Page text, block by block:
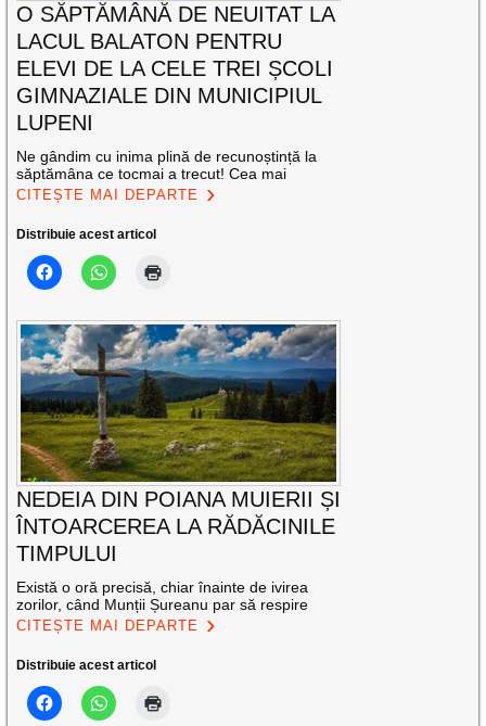
O SĂPTĂMÂNĂ DE NEUITAT LA
LACUL BALATON PENTRU
ELEVI DE LA CELE TREI ȘCOLI
GIMNAZIALE DIN MUNICIPIUL
LUPENI
Ne gândim cu inima plină de recunoștință la
săptămâna ce tocmai a trecut! Cea mai
CITEȘTE MAI DEPARTE
Distribuie acest articol
NEDEIA DIN POIANA MUIERII ȘI
ÎNTOARCEREA LA RĂDĂCINILE
TIMPULUI
Există o oră precisă, chiar înainte de ivirea
zorilor, când Munții Șureanu par să respire
CITEȘTE MAI DEPARTE
Distribuie acest articol